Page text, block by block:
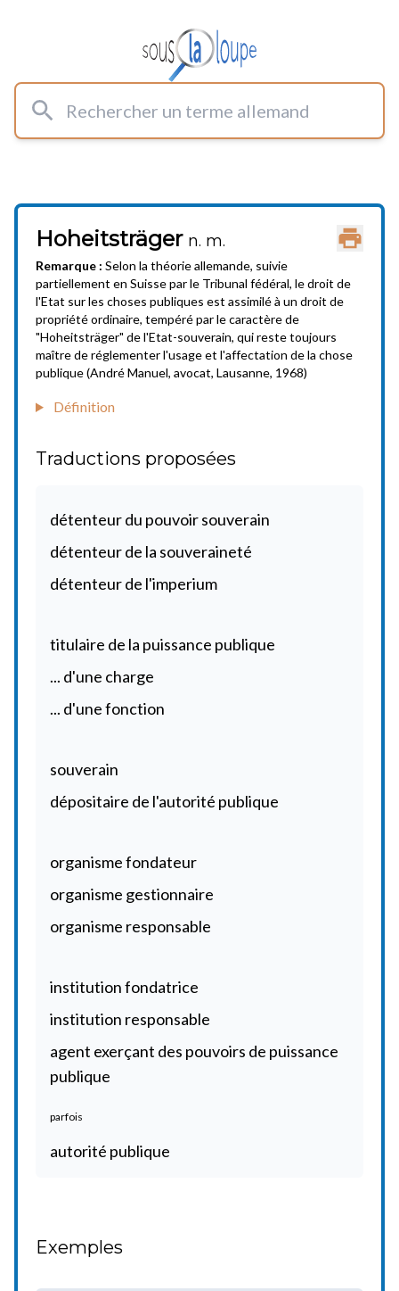
Rechercher un terme allemand
Hoheitsträger n. m.
Remarque : Selon la théorie allemande, suivie
partiellement en Suisse par le Tribunal fédéral, le droit de
l'Etat sur les choses publiques est assimilé à un droit de
propriété ordinaire, tempéré par le caractère de
"Hoheitsträger" de l'Etat-souverain, qui reste toujours
maître de réglementer l'usage et l'affectation de la chose
publique (André Manuel, avocat, Lausanne, 1968)
Définition
Traductions proposées
détenteur du pouvoir souverain
détenteur de la souveraineté
détenteur de l'imperium
titulaire de la puissance publique
... d'une charge
... d'une fonction
souverain
dépositaire de l'autorité publique
organisme fondateur
organisme gestionnaire
organisme responsable
institution fondatrice
institution responsable
agent exerçant des pouvoirs de puissance
publique
parfois
autorité publique
Exemples